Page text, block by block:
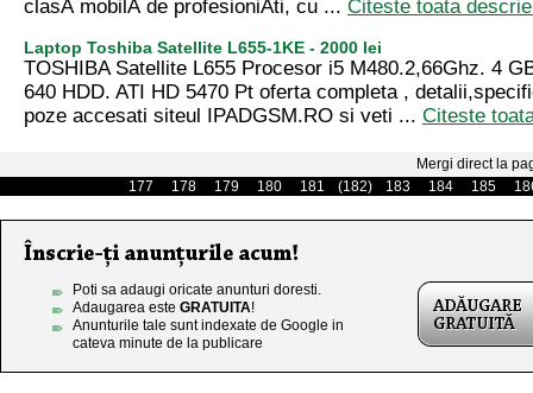
clasÄ mobilÄ de profesioniÅti, cu ... Citeste toata
Laptop Toshiba Satellite L655-1KE - 2000 lei
TOSHIBA Satellite L655 Procesor i5 M480.2,66Ghz. 4
640 HDD. ATI HD 5470 Pt oferta completa ,
poze accesati siteul IPADGSM.RO si veti ... Citeste
Mergi direct la
177
178 179 180 181 (182) 183 184 185
Poti sa adaugi oricate anunturi doresti.
Adaugarea este GRATUITA!
Anunturile tale sunt indexate de Google in
cateva minute de la publicare